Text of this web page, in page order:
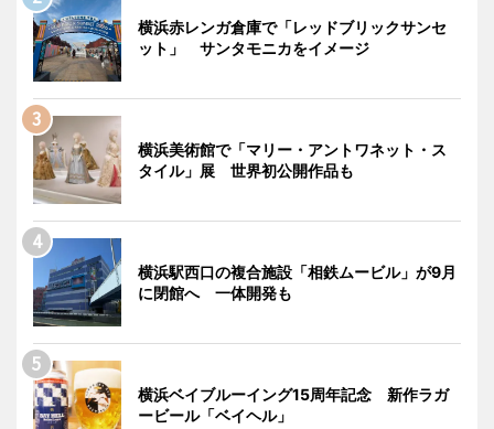
横浜赤レンガ倉庫で「レッドブリックサンセ
ット」 サンタモニカをイメージ
横浜美術館で「マリー・アントワネット・ス
タイル」展 世界初公開作品も
横浜駅西口の複合施設「相鉄ムービル」が9月
に閉館へ 一体開発も
横浜ベイブルーイング15周年記念 新作ラガ
ービール「ベイヘル」